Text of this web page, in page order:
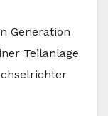
Generation
Teilanlage